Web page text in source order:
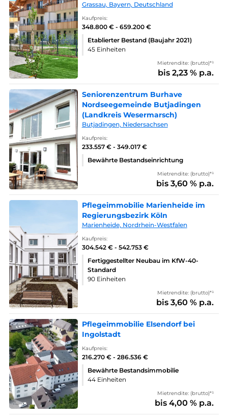
Grassau, Bayern, Deutschland
Kaufpreis:
348.800 € - 659.200 €
Etablierter Bestand (Baujahr 2021)
45 Einheiten
Mietrendite: (brutto)*¹
bis 2,23 % p.a.
Seniorenzentrum Burhave
Nordseegemeinde Butjadingen
(Landkreis Wesermarsch)
Butjadingen, Niedersachsen
Kaufpreis:
233.557 € - 349.017 €
Bewährte Bestandseinrichtung
Mietrendite: (brutto)*¹
bis 3,60 % p.a.
Pflegeimmobilie Marienheide im
Regierungsbezirk Köln
Marienheide, Nordrhein-Westfalen
Kaufpreis:
304.542 € - 542.753 €
Fertiggestellter Neubau im KfW-40-
Standard
90 Einheiten
Mietrendite: (brutto)*¹
bis 3,60 % p.a.
Pflegeimmobilie Elsendorf bei
Ingolstadt
Kaufpreis:
216.270 € - 286.536 €
Bewährte Bestandsimmobilie
44 Einheiten
Mietrendite: (brutto)*¹
bis 4,00 % p.a.